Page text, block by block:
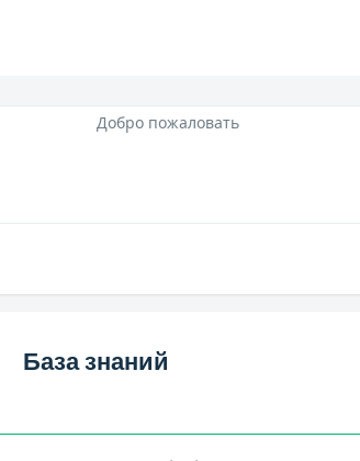
Добро пожаловать
База знаний